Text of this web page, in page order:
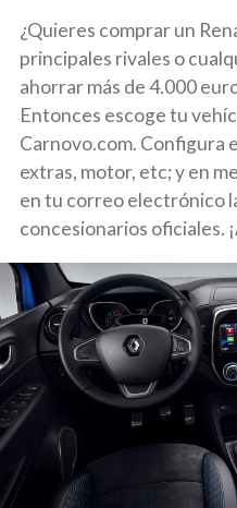
¿Quieres comprar un
principales rivales o
ahorrar más de 4.000
Entonces escoge tu
Carnovo.com. Configura
extras, motor, etc; y en
en tu correo electrónico
concesionarios oficiales.